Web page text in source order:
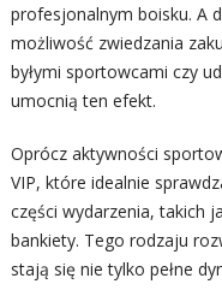
profesjonalnym boisku. A
możliwość zwiedzania
byłymi sportowcami czy
umocnią ten efekt.
Oprócz aktywności
VIP, które idealnie
części wydarzenia, takich
bankiety. Tego rodzaju
stają się nie tylko pełne